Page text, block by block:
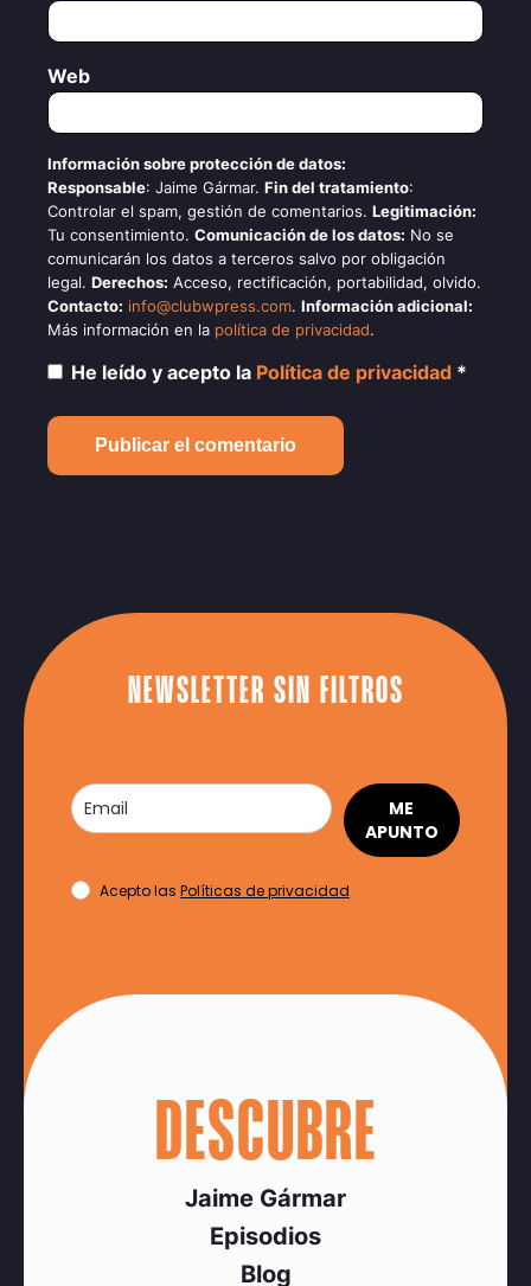
Web
Información sobre protección de datos:
Responsable: Jaime Gármar. Fin del tratamiento:
Controlar el spam, gestión de comentarios. Legitimación:
Tu consentimiento. Comunicación de los datos: No se
comunicarán los datos a terceros salvo por obligación
legal. Derechos: Acceso, rectificación, portabilidad, olvido.
Contacto: info@clubwpress.com. Información adicional:
Más información en la política de privacidad.
He leído y acepto la Política de privacidad *
NEWSLETTER SIN FILTROS
ME
APUNTO
Acepto las Políticas de privacidad
DESCUBRE
Jaime Gármar
Episodios
Blog